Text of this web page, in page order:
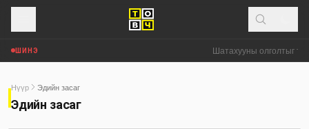
ШИНЭ Шатахууны олголтыг
Нүүр Эдийн засаг
Эдийн засаг